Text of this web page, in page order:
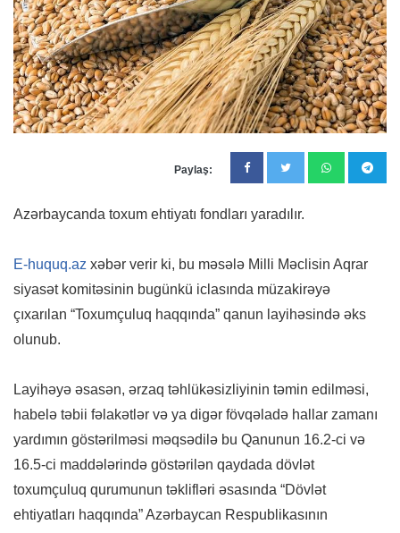
Paylaş:
Azərbaycanda toxum ehtiyatı fondları yaradılır.
E-huquq.az xəbər verir ki, bu məsələ Milli Məclisin Aqrar
siyasət komitəsinin bugünkü iclasında müzakirəyə
çıxarılan “Toxumçuluq haqqında” qanun layihəsində əks
olunub.
Layihəyə əsasən, ərzaq təhlükəsizliyinin təmin edilməsi,
habelə təbii fəlakətlər və ya digər fövqəladə hallar zamanı
yardımın göstərilməsi məqsədilə bu Qanunun 16.2-ci və
16.5-ci maddələrində göstərilən qaydada dövlət
toxumçuluq qurumunun təklifləri əsasında “Dövlət
ehtiyatları haqqında” Azərbaycan Respublikasının